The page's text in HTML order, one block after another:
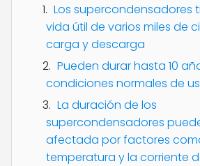
Los supercondensadores
vida útil de varios miles de
carga y descarga
Pueden durar hasta 10
condiciones normales de
La duración de los
supercondensadores
afectada por factores
temperatura y la corriente